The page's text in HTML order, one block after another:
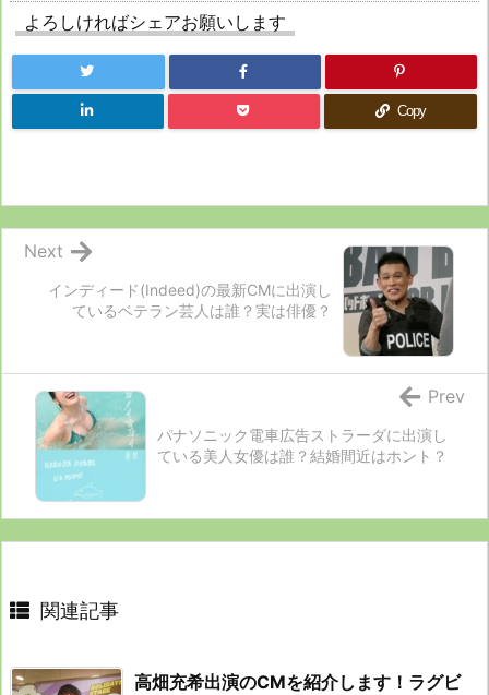
よろしければシェアお願いします
Copy
インディード(Indeed)の最新CMに出演し
ているベテラン芸人は誰？実は俳優？
Next
パナソニック電車広告ストラーダに出演し
ている美人女優は誰？結婚間近はホント？
Prev
関連記事
高畑充希出演のCMを紹介します！ラグビ